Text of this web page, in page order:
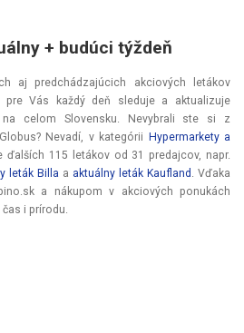
+ budúci týždeň
aj predchádzajúcich akciových letákov
pre Vás každý deň sleduje a aktualizuje
na celom Slovensku. Nevybrali ste si z
Nevadí, v kategórii
Hypermarkety a
ďalších 115 letákov od 31 predajcov, napr.
leták Billa a aktuálny leták Kaufland . Vďaka
a nákupom v akciových ponukách
i prírodu.